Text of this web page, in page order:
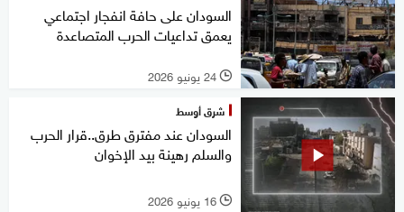
السودان على حافة انفجار اجتماعي
يعمق تداعيات الحرب المتصاعدة
l 24 يونيو 2026
شرق أوسط
السودان عند مفترق طرق..قرار الحرب
والسلم رهينة بيد الإخوان
l 16 يونيو 2026